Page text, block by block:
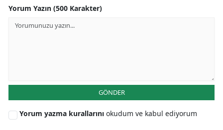
Yorum Yazın (500 Karakter)
GÖNDER
Yorum yazma kurallarını okudum ve kabul ediyorum